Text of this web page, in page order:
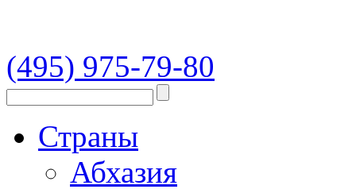
(495) 975-79-80
Страны
Абхазия